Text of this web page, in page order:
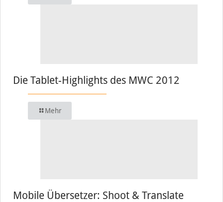
Die Tablet-Highlights des MWC 2012
Mehr
Mobile Übersetzer: Shoot & Translate